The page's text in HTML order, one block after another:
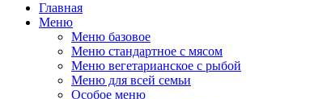
Главная
Меню
Меню базовое
Меню стандартное с мясом
Меню вегетарианское с рыбой
Меню для всей семьи
Особое меню